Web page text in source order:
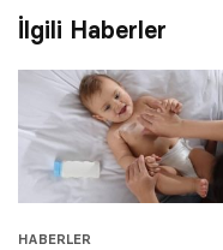
İlgili Haberler
HABERLER